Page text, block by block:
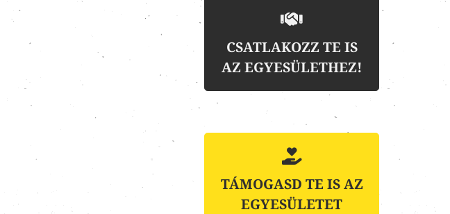
CSATLAKOZZ TE IS
AZ EGYESÜLETHEZ!
TÁMOGASD TE IS AZ
EGYESÜLETET